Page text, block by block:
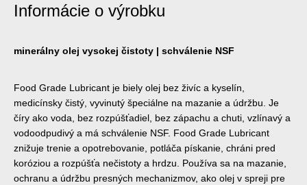
Informácie o výrobku
minerálny olej vysokej čistoty | schválenie NSF
Food Grade Lubricant je biely olej bez živíc a kyselín,
medicínsky čistý, vyvinutý špeciálne na mazanie a údržbu. Je
číry ako voda, bez rozpúšťadiel, bez zápachu a chuti, vzlínavý a
vodoodpudivý a má schválenie NSF. Food Grade Lubricant
znižuje trenie a opotrebovanie, potláča pískanie, chráni pred
koróziou a rozpúšťa nečistoty a hrdzu. Používa sa na mazanie,
ochranu a údržbu presných mechanizmov, ako olej v spreji pre